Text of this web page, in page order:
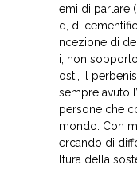
emi di parlare
d, di
ncezione di
i, non sopporto
osti, il
sempre avuto
persone che
mondo. Con
ercando di
ltura della